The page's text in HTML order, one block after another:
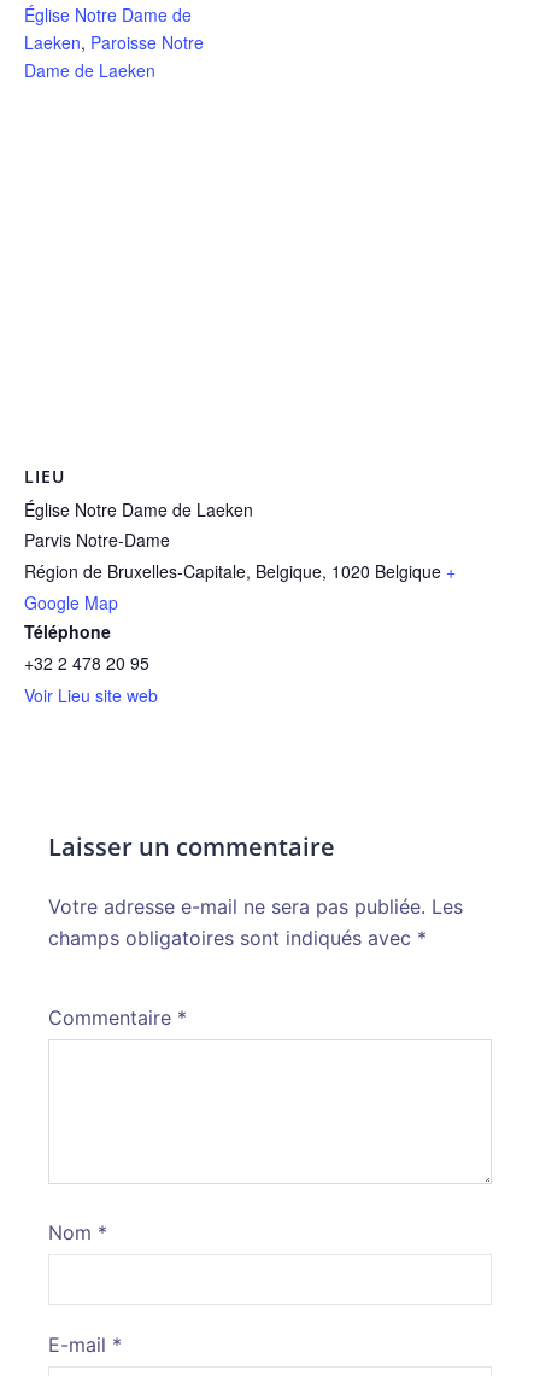
Église Notre Dame de
Laeken, Paroisse Notre
Dame de Laeken
LIEU
Église Notre Dame de Laeken
Parvis Notre-Dame
Région de Bruxelles-Capitale, Belgique, 1020 Belgique +
Google Map
Téléphone
+32 2 478 20 95
Voir Lieu site web
Laisser un commentaire
Votre adresse e-mail ne sera pas publiée. Les
champs obligatoires sont indiqués avec *
Commentaire *
Nom *
E-mail *
Alternative: